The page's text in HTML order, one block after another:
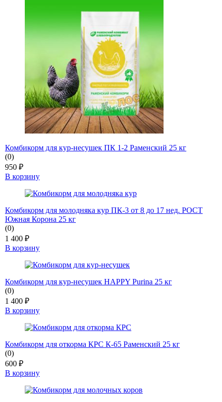
Комбикорм для кур-несушек ПК 1-2 Раменский 25 кг
(0)
950 ₽
В корзину
Комбикорм для молодняка кур ПК-3 от 8 до 17 нед. РОСТ
Южная Корона 25 кг
(0)
1 400 ₽
В корзину
Комбикорм для кур-несушек HAPPY Purina 25 кг
(0)
1 400 ₽
В корзину
Комбикорм для откорма КРС К-65 Раменский 25 кг
(0)
600 ₽
В корзину